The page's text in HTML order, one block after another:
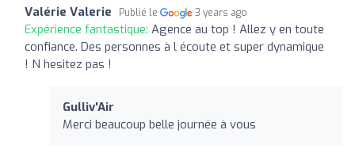
Valérie Valerie Publié le 3 years ago
Expérience fantastique: Agence au top ! Allez y en toute
confiance. Des personnes à l écoute et super dynamique
! N hesitez pas !
Gulliv'Air
Merci beaucoup belle journée à vous